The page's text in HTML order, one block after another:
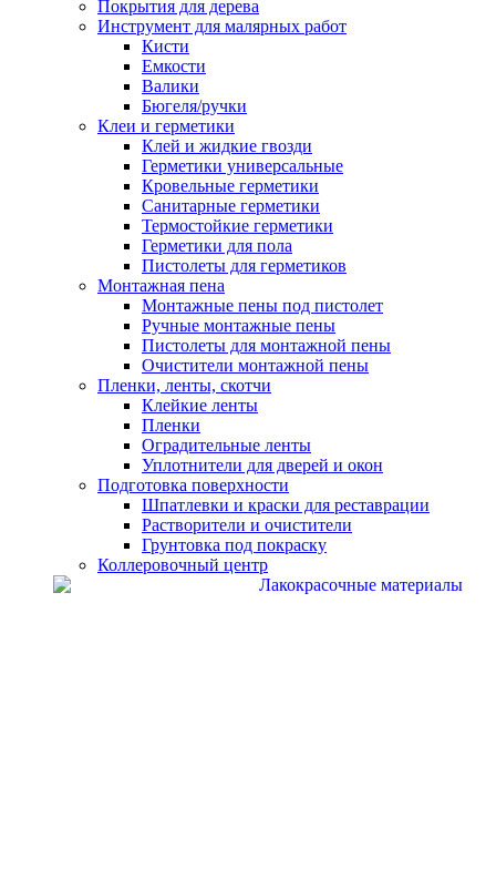
Покрытия для дерева
Инструмент для малярных работ
Кисти
Емкости
Валики
Бюгеля/ручки
Клеи и герметики
Клей и жидкие гвозди
Герметики универсальные
Кровельные герметики
Санитарные герметики
Термостойкие герметики
Герметики для пола
Пистолеты для герметиков
Монтажная пена
Монтажные пены под пистолет
Ручные монтажные пены
Пистолеты для монтажной пены
Очистители монтажной пены
Пленки, ленты, скотчи
Клейкие ленты
Пленки
Оградительные ленты
Уплотнители для дверей и окон
Подготовка поверхности
Шпатлевки и краски для реставрации
Растворители и очистители
Грунтовка под покраску
Коллеровочный центр